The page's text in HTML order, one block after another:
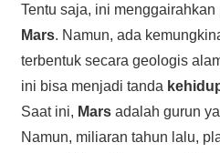
Tentu saja, ini menggairahkan
Mars. Namun, ada
terbentuk secara geologis
ini bisa menjadi tanda
Saat ini, Marsadalah gurun
Namun, miliaran tahun lalu,